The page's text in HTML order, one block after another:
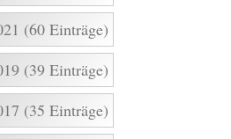
(60 Einträge)
(39 Einträge)
(35 Einträge)